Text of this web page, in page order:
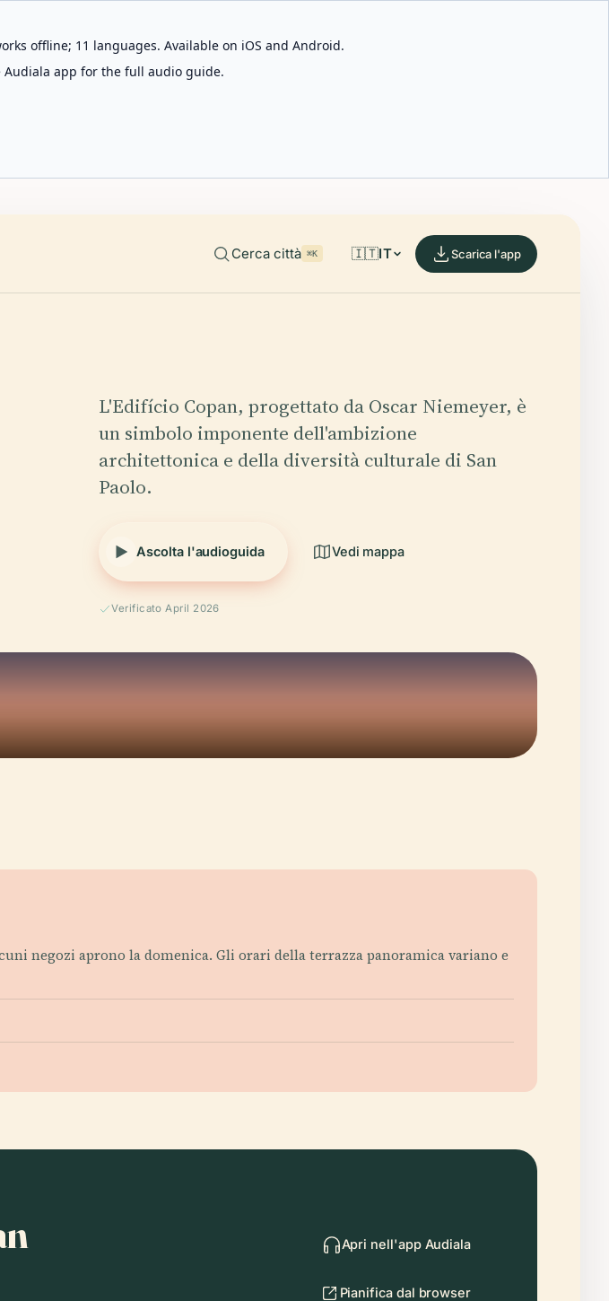
offline; 11 languages. Available on iOS and Android.
Audiala app for the full audio guide.
Cerca città ⌘K 🇮🇹IT Scarica l'app
L'Edifício Copan, progettato da Oscar Niemeyer, è
un simbolo imponente dell'ambizione
architettonica e della diversità culturale di San
Paolo.
Ascolta l'audioguida Vedi mappa
Verificato April 2026
negozi aprono la domenica. Gli orari della terrazza panoramica variano e
Apri nell'app Audiala
Pianifica dal browser